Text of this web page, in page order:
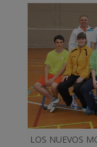
LOS NUEVOS